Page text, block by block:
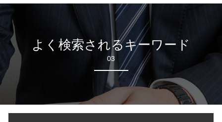
よく検索されるキーワード
03